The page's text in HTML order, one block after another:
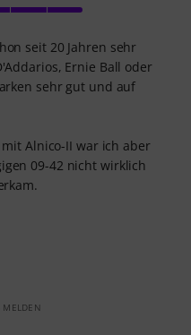
seit 20 Jahren sehr
Ernie Ball oder
sehr gut und auf
Alnico-II war ich aber
09-42 nicht wirklich
MELDEN